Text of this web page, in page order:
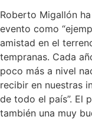
Roberto Migallón
evento como
amistad en el
tempranas. Cada
poco más a nivel
recibir en nuestras
de todo el país”. El
también una muy